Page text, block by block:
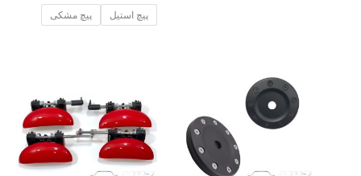
پیچ استیل پیچ مشکی